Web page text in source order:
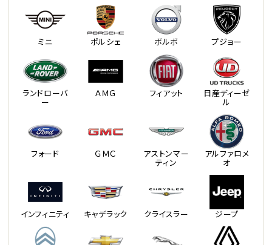
ミニ ポルシェ ボルボ プジョー
ランドローバ
ー
ＡＭＧ フィアット 日産ディーゼ
ル
フォード ＧＭＣ アストンマー
ティン
アルファロメ
オ
インフィニティ キャデラック クライスラー ジープ